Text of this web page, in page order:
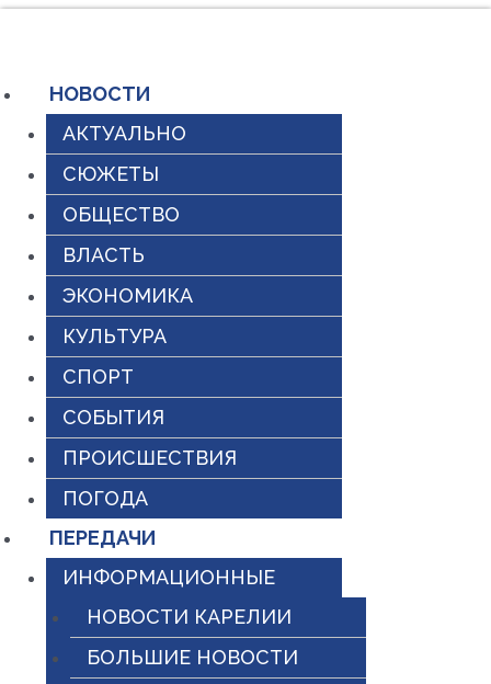
содержимому
НОВОСТИ
АКТУАЛЬНО
СЮЖЕТЫ
ОБЩЕСТВО
ВЛАСТЬ
ЭКОНОМИКА
КУЛЬТУРА
СПОРТ
СОБЫТИЯ
ПРОИСШЕСТВИЯ
ПОГОДА
ПЕРЕДАЧИ
ИНФОРМАЦИОННЫЕ
НОВОСТИ КАРЕЛИИ
БОЛЬШИЕ НОВОСТИ